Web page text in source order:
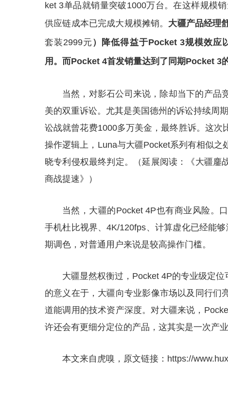
ket 3单品就销量突破1000万台。在这样规模
供应链成本已完成大规模摊销。 大疆产品经理
套装2999元 ）降低得益于Pocket 3规模效应
用。而Pocket 4首发销量达到了同期Pocket 3的
当然，对影石公司来说，除却当下的产品
美的双重诉讼。尤其是美国德州的诉讼持续周
讼战就曾花费1000多万美金，最终胜诉。这次
操作逻辑上，Luna与大疆Pocket系列有相似
晓专利侵权最终判定。（延展阅读：《大疆鏖
商战提速》）
当然，大疆的Pocket 4P也有商业风险。
手机杜比视界、4K/120fps、计算虚化已经能
期调色，对普通用户来说是较高操作门槛。
大疆显然权衡过，Pocket 4P的专业级定
的意义在于，大疆向专业影像市场以及同行们
道能调用的技术资产深度。对大疆来说，
许还会有更细分定位的产品，这其实是一次产业
本文来自虎嗅，原文链接：https://